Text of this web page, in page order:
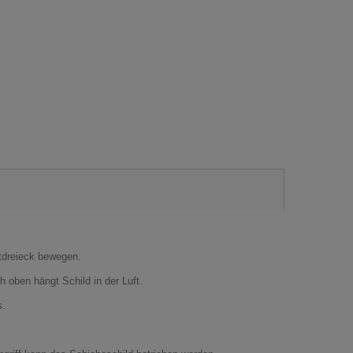
bewegen.
oben hängt Schild in der Luft.